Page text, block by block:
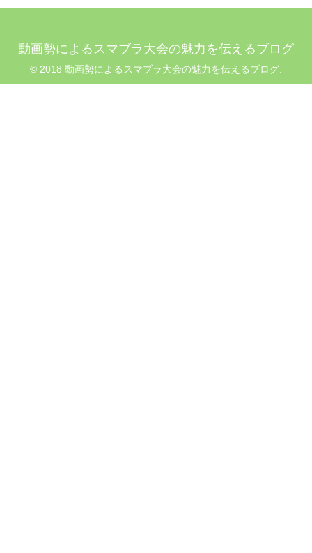
動画勢によるスマブラ大会の魅力を伝えるブログ
© 2018 動画勢によるスマブラ大会の魅力を伝えるブログ.